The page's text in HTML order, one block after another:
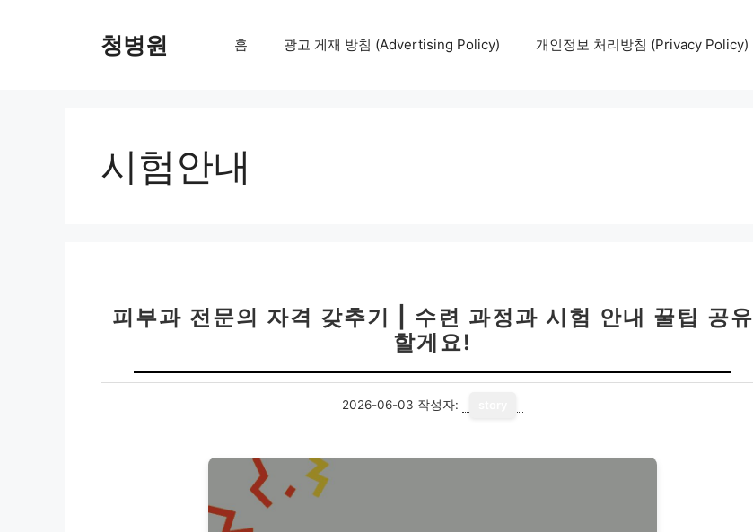
청병원 홈 광고 게재 방침 (Advertising Policy) 개인정보 처리방침 (Privacy Policy)
시험안내
피부과 전문의 자격 갖추기 | 수련 과정과 시험 안내 꿀팁 공유
할게요!
2026-06-03 작성자: